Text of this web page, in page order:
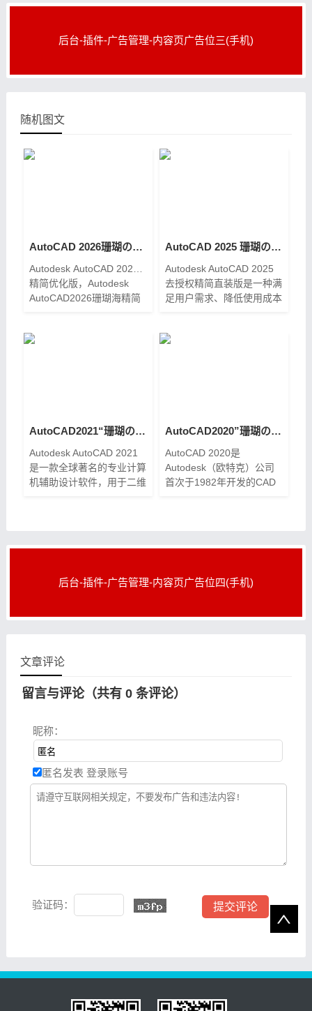
后台-插件-广告管理-内容页广告位三(手机)
随机图文
AutoCAD 2026珊瑚の海精简优化版【2025.05.18更新】
Autodesk AutoCAD 2026.0.1
精简优化版，Autodesk
AutoCAD2026珊瑚海精简
AutoCAD LT 2026制作发
等插件，整体的运行对于设
AutoCAD 2025 珊瑚の海精简优化版[2024.04.09更新]
Autodesk AutoCAD 2025
去授权精简直装版是一种满
足用户需求、降低使用成本
的复杂性和学习成本，提供
AutoCAD2021“珊瑚の海” 64位精简优化版下载
Autodesk AutoCAD 2021
是一款全球著名的专业计算
机辅助设计软件，用于二维
AutoCAD2020”珊瑚の海“ 精简直装优化版下载
AutoCAD 2020是
Autodesk（欧特克）公司
首次于1982年开发的CAD
后台-插件-广告管理-内容页广告位四(手机)
文章评论
留言与评论（共有 0条评论）
昵称：
匿名发表 登录账号
验证码：